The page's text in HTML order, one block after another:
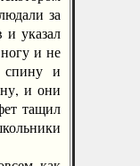
за
и указал
и не
спину и
и они
тащил